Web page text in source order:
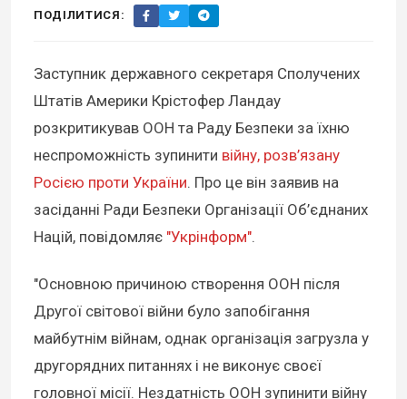
ПОДІЛИТИСЯ:
Заступник державного секретаря Сполучених
Штатів Америки Крістофер Ландау
розкритикував ООН та Раду Безпеки за їхню
неспроможність зупинити війну, розв’язану
Росією проти України. Про це він заявив на
засіданні Ради Безпеки Організації Об’єднаних
Націй, повідомляє "Укрінформ".
"Основною причиною створення ООН після
Другої світової війни було запобігання
майбутнім війнам, однак організація загрузла у
другорядних питаннях і не виконує своєї
головної місії. Нездатність ООН зупинити війну